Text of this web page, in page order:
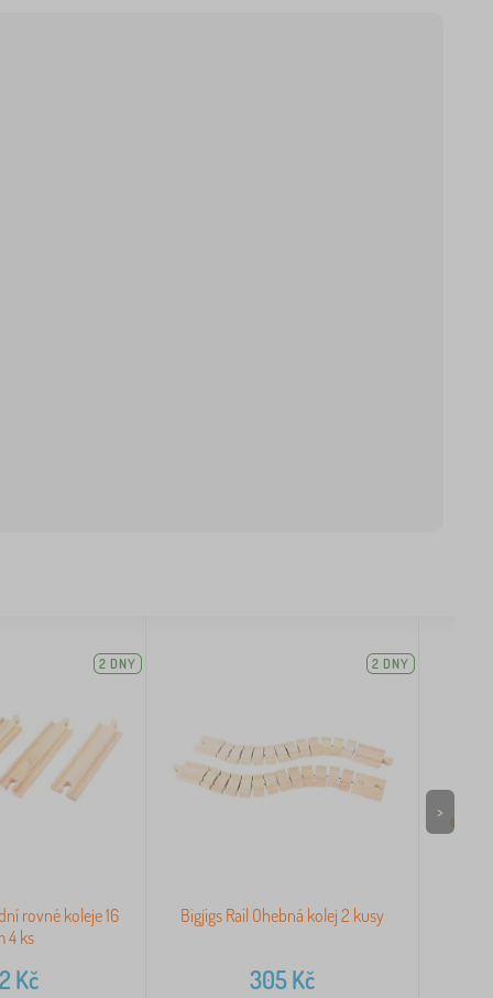
2 DNY
rovné koleje 16
4 ks
Kč
2 DNY
Bigjigs Rail Ohebná kolej 2 kusy
305Kč
>